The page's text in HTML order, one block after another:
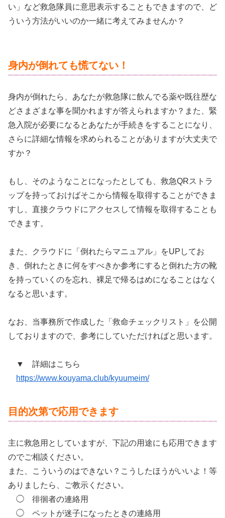
い」など救急隊員に意思表示することもできますので、ど
ういう方法がいいのか一緒に考えてみませんか？
身内が倒れても慌てない！
身内が倒れたら、あなたが救急隊に飲んでる薬や既往歴な
どさまざまな事を聞かれますが答えられますか？また、緊
急入院が必要になるとあなたが手続きをすることになり、
さらに詳細な情報を求められることがありますが大丈夫で
すか？
もし、そのようなことになったとしても、救急QRストラ
ップを持っておけばそこから情報を取得することができま
すし、直接クラウドにアクセスして情報を取得することも
できます。
また、クラウドに「倒れたらマニュアル」をUPしてお
き、倒れたときに何をすべきか参考にすると倒れた方の靴
を持っていくのを忘れ、裸足で帰るはめになることはなく
なると思います。
なお、当事務所で作成した「救命チェックリスト」を公開
しておりますので、参考にしていただければと思います。
▼ 詳細はこちら
https://www.kouyama.club/kyuumeim/
目的次第で応用できます
主に救急用としていますが、下記の用途にも応用できます
のでご相談ください。
また、こういうのはできない？こうしたほうがいいよ！等
ありましたら、ご教示ください。
◯ 徘徊者の連絡用
◯
ペットが迷子になったときの連絡用